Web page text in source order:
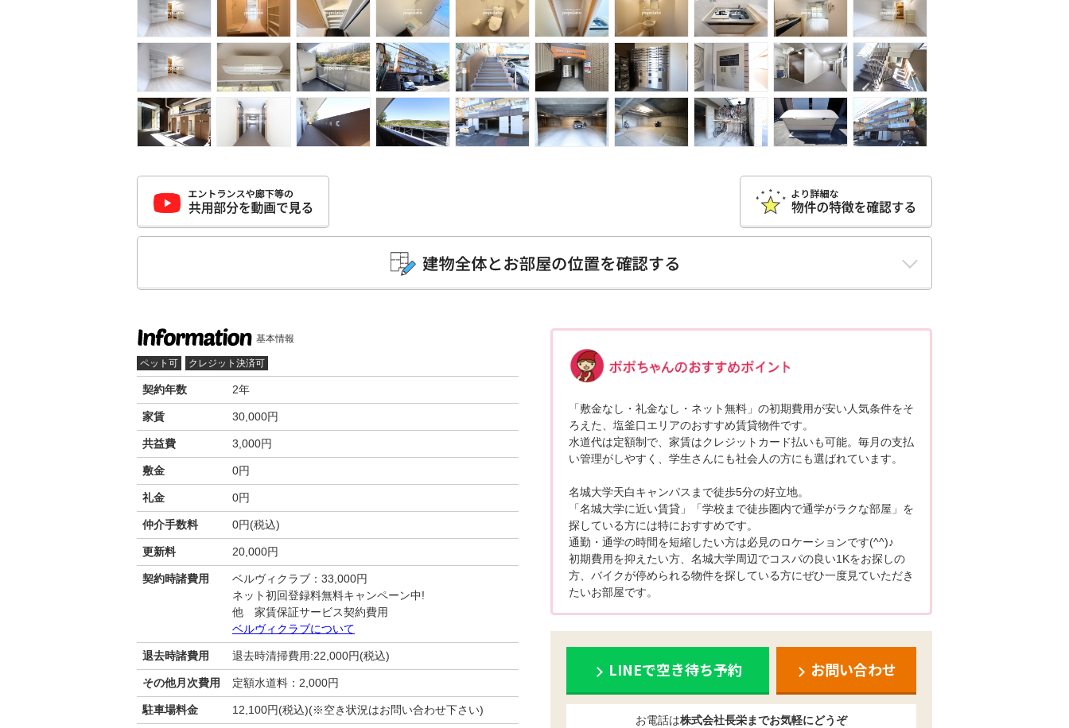
基本情報
ペット可 クレジット決済可
契約年数 2年
家賃 30,000円
共益費 3,000円
敷金 0円
礼金 0円
仲介手数料 0円(税込)
更新料 20,000円
契約時諸費用
ベルヴィクラブ：33,000円
ネット初回登録料無料キャンペーン中!
他 家賃保証サービス契約費用
ベルヴィクラブについて
退去時諸費用 退去時清掃費用:22,000円(税込)
その他月次費用 定額水道料：2,000円
駐車場料金 12,100円(税込)(※空き状況はお問い合わせ下さい)
「敷金なし・礼金なし・ネット無料」の初期費用が安い人気条件をそ
ろえた、塩釜口エリアのおすすめ賃貸物件です。
水道代は定額制で、家賃はクレジットカード払いも可能。毎月の支払
い管理がしやすく、学生さんにも社会人の方にも選ばれています。
名城大学天白キャンパスまで徒歩5分の好立地。
「名城大学に近い賃貸」「学校まで徒歩圏内で通学がラクな部屋」を
探している方には特におすすめです。
通勤・通学の時間を短縮したい方は必見のロケーションです(^^)♪
初期費用を抑えたい方、名城大学周辺でコスパの良い1Kをお探しの
方、バイクが停められる物件を探している方にぜひ一度見ていただき
たいお部屋です。
LINEで空き待ち予約 お問い合わせ
お電話は株式会社長栄までお気軽にどうぞ